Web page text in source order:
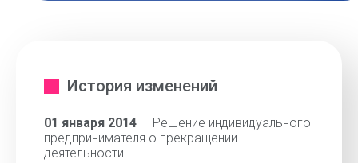
История изменений
01 января 2014 — Решение индивидуального
предпринимателя о прекращении
деятельности